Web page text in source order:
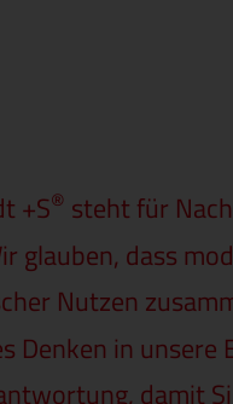
+S® steht für
glauben, dass
Nutzen
Denken in
damit